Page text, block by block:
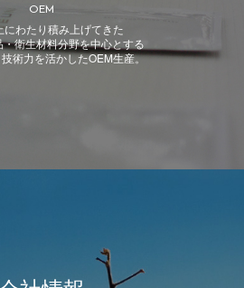
OEM
にわたり積み上げてきた
・衛生材料分野を中心とする
術力を活かしたOEM生産。